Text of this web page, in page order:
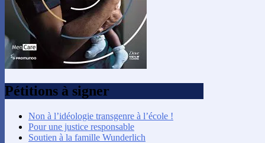
Pétitions à signer
Non à l’idéologie transgenre à l’école !
Pour une justice responsable
Soutien à la famille Wunderlich